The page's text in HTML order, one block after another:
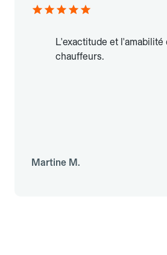
L'exactitude et l'amabilité
chauffeurs.
Martine M.